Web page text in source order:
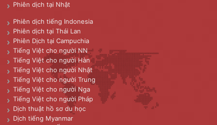
Phiên dịch tại Nhật
Phiên dịch tiếng Indonesia
Phiên dịch tại Thái Lan
Phiên Dịch tại Campuchia
Tiếng Việt cho người NN
Tiếng Việt cho người Hàn
Tiếng Việt cho người Nhật
Tiếng Việt cho người Trung
Tiếng Việt cho người Nga
Tiếng Việt cho người Pháp
Dịch thuật hồ sơ du học
Dịch tiếng Myanmar